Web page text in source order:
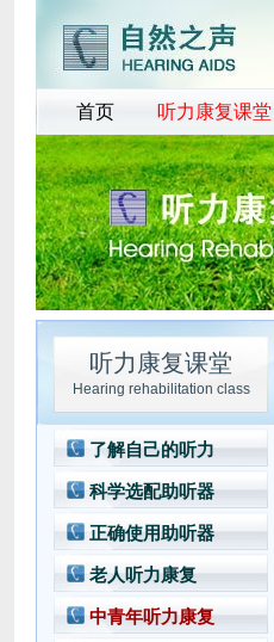
首页 听力康复课堂
听力康复课堂
Hearing rehabilitation class
了解自己的听力
科学选配助听器
正确使用助听器
老人听力康复
中青年听力康复